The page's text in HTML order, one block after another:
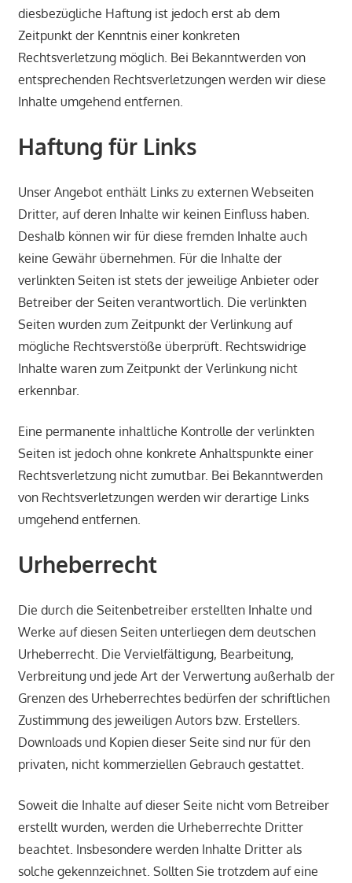
diesbezügliche Haftung ist jedoch erst ab dem
Zeitpunkt der Kenntnis einer konkreten
Rechtsverletzung möglich. Bei Bekanntwerden von
entsprechenden Rechtsverletzungen werden wir diese
Inhalte umgehend entfernen.
Haftung für Links
Unser Angebot enthält Links zu externen Webseiten
Dritter, auf deren Inhalte wir keinen Einfluss haben.
Deshalb können wir für diese fremden Inhalte auch
keine Gewähr übernehmen. Für die Inhalte der
verlinkten Seiten ist stets der jeweilige Anbieter oder
Betreiber der Seiten verantwortlich. Die verlinkten
Seiten wurden zum Zeitpunkt der Verlinkung auf
mögliche Rechtsverstöße überprüft. Rechtswidrige
Inhalte waren zum Zeitpunkt der Verlinkung nicht
erkennbar.
Eine permanente inhaltliche Kontrolle der verlinkten
Seiten ist jedoch ohne konkrete Anhaltspunkte einer
Rechtsverletzung nicht zumutbar. Bei Bekanntwerden
von Rechtsverletzungen werden wir derartige Links
umgehend entfernen.
Urheberrecht
Die durch die Seitenbetreiber erstellten Inhalte und
Werke auf diesen Seiten unterliegen dem deutschen
Urheberrecht. Die Vervielfältigung, Bearbeitung,
Verbreitung und jede Art der Verwertung außerhalb der
Grenzen des Urheberrechtes bedürfen der schriftlichen
Zustimmung des jeweiligen Autors bzw. Erstellers.
Downloads und Kopien dieser Seite sind nur für den
privaten, nicht kommerziellen Gebrauch gestattet.
Soweit die Inhalte auf dieser Seite nicht vom Betreiber
erstellt wurden, werden die Urheberrechte Dritter
beachtet. Insbesondere werden Inhalte Dritter als
solche gekennzeichnet. Sollten Sie trotzdem auf eine